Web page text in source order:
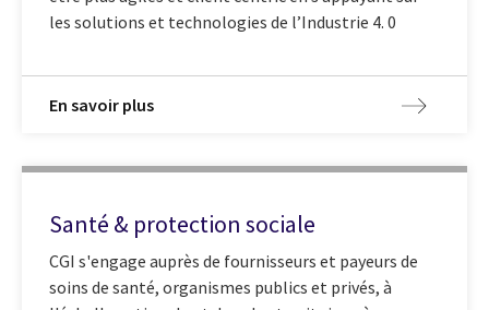
les solutions et technologies de l’Industrie 4. 0
En savoir plus
Santé & protection sociale
CGI s'engage auprès de fournisseurs et payeurs de
soins de santé, organismes publics et privés, à